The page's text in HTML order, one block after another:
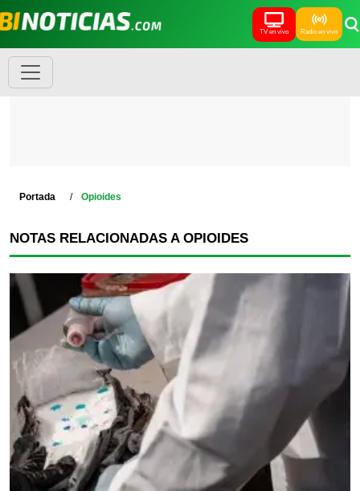
TV en vivo Radio en vivo
Portada Opioides
NOTAS RELACIONADAS A OPIOIDES